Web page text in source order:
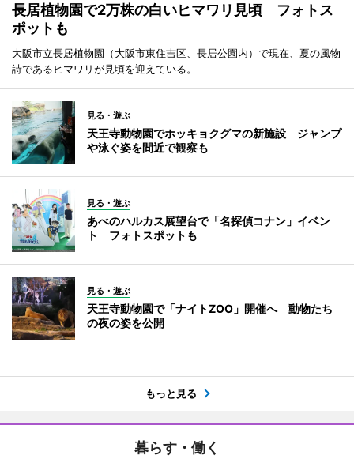
長居植物園で2万株の白いヒマワリ見頃 フォトス
ポットも
大阪市立長居植物園（大阪市東住吉区、長居公園内）で現在、夏の風物
詩であるヒマワリが見頃を迎えている。
見る・遊ぶ
天王寺動物園でホッキョクグマの新施設 ジャンプ
や泳ぐ姿を間近で観察も
見る・遊ぶ
あべのハルカス展望台で「名探偵コナン」イベン
ト フォトスポットも
見る・遊ぶ
天王寺動物園で「ナイトZOO」開催へ 動物たち
の夜の姿を公開
もっと見る
暮らす・働く